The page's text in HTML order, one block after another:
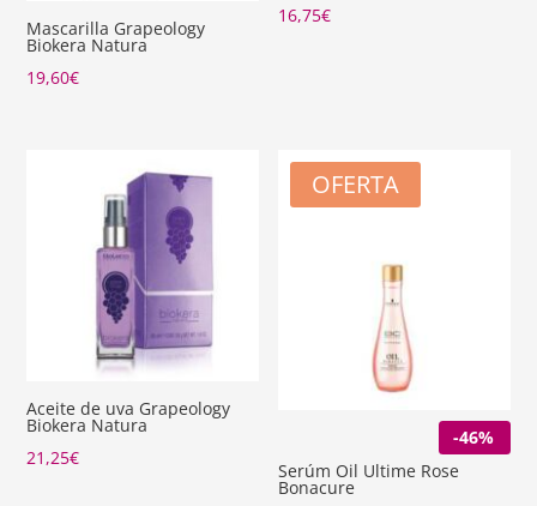
Mascarilla Grapeology
Biokera Natura
19,60€
16,75€
Aceite de uva Grapeology
Biokera Natura
21,25€
OFERTA
-46%
Serúm Oil Ultime Rose
Bonacure